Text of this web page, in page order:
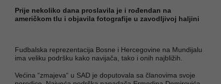
Prije nekoliko dana proslavila je i rođendan na
američkom tlu i objavila fotografije u zavodljivoj haljini
Fudbalska reprezentacija Bosne i Hercegovine na Mundijalu
ima veliku podršku kako navijača, tako i onih najbližih.
Većina “zmajeva“ u SAD je doputovala sa članovima svoje